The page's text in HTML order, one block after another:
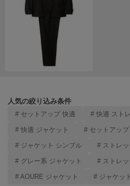
MIESROHE
ミースロエ
ミーエスミーム
モワージュ
ミュシャ
NEW Balance
ニューバランス
人気の絞り込み条件
# セットアップ 快適 # 快適 スト
# 快適 ジャケット # セットアッ
# ジャケット シンプル # ストレ
# グレー系 ジャケット # ストレ
# AOURE ジャケット # ジャケッ